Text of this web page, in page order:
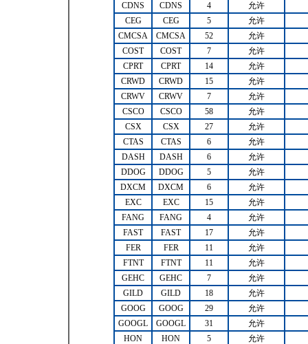
CDNS
CDNS 4
允许
CEG
CEG 5
允许
CMCSA
CMCSA 52
允许
COST
COST 7
允许
CPRT
CPRT 14
允许
CRWD
CRWD 15
允许
CRWV
CRWV 7
允许
CSCO
CSCO 58
允许
CSX
CSX 27
允许
CTAS
CTAS 6
允许
DASH
DASH 6
允许
DDOG
DDOG 5
允许
DXCM
DXCM 6
允许
EXC
EXC 15
允许
FANG
FANG 4
允许
FAST
FAST 17
允许
FER
FER 11
允许
FTNT
FTNT 11
允许
GEHC
GEHC 7
允许
GILD
GILD 18
允许
GOOG
GOOG 29
允许
GOOGL
GOOGL 31
允许
HON
HON 5
允许